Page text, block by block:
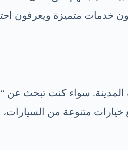
خدمات متميزة ويعرفون
سواء كنت تبحث عن
خيارات متنوعة من